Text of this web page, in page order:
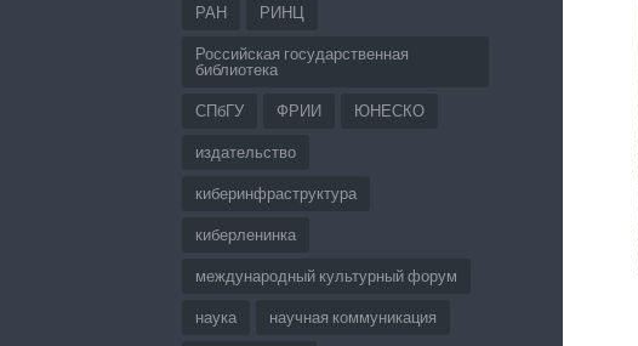
РАН РИНЦ
Российская государственная
библиотека
СПбГУ ФРИИ ЮНЕСКО
издательство
киберинфраструктура
киберленинка
международный культурный форум
наука научная коммуникация